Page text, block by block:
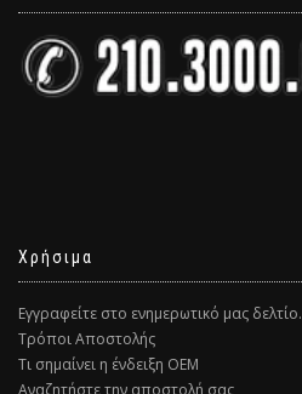
Χρήσιμα
Εγγραφείτε στο ενημερωτικό μας δελτίο.
Τρόποι Αποστολής
Τι σημαίνει η ένδειξη ΟΕΜ
Αναζητήστε την αποστολή σας